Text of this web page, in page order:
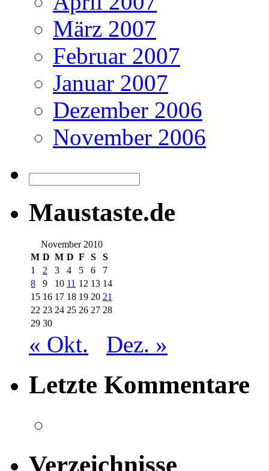
März 2007
Februar 2007
Januar 2007
Dezember 2006
November 2006
Maustaste.de
November 2010
M D M D F S
S
1
2 3 4 5 6
7
8
9 10 11 12 13 14
15 16 17 18 19 20 21
22 23 24 25 26 27 28
29 30
« Okt. Dez. »
Letzte Kommentare
Verzeichnisse